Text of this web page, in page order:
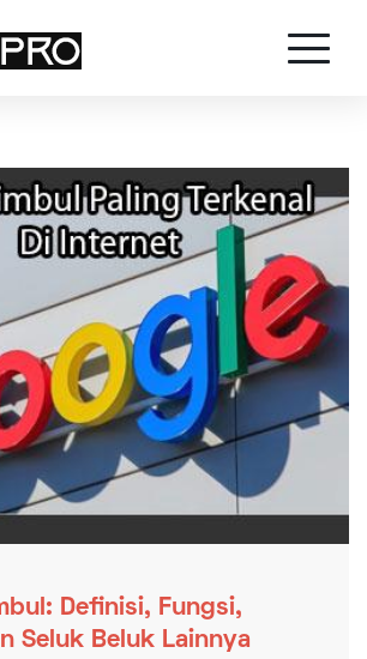
Definisi, Fungsi,
Seluk Beluk Lainnya